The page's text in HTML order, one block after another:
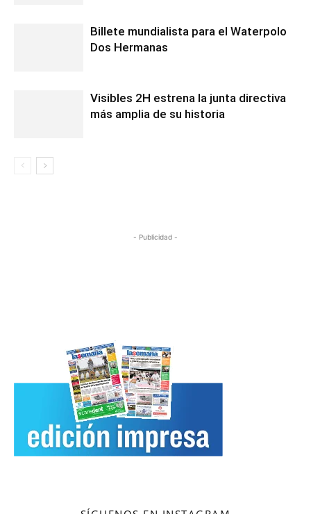
Billete mundialista para el Waterpolo
Dos Hermanas
Visibles 2H estrena la junta directiva
más amplia de su historia
- Publicidad -